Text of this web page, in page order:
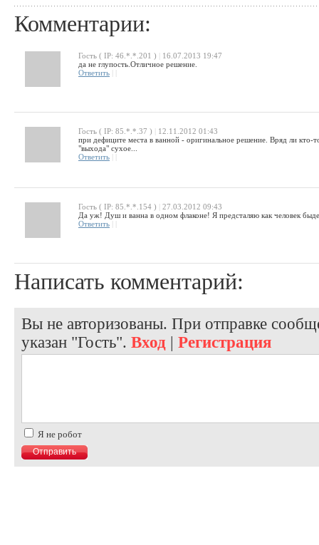
Комментарии:
Гость ( IP: 46.*.*.201 )
16.07.2013 19:47
да не глупость.Отличное решение.
Ответить
Гость ( IP: 85.*.*.37 )
12.11.2012 01:43
при дефиците места в ванной - оригинальное решение. Вряд ли
"выхода" сухое...
Ответить
Гость ( IP: 85.*.*.154 )
27.03.2012 09:43
Да уж! Душ и ванна в одном флаконе! Я предсталяю как человек
Ответить
Написать комментарий:
Вы не авторизованы. При отправке
указан "Гость". Вход | Регистрация
Я не робот